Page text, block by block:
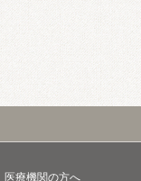
医療機関の方へ